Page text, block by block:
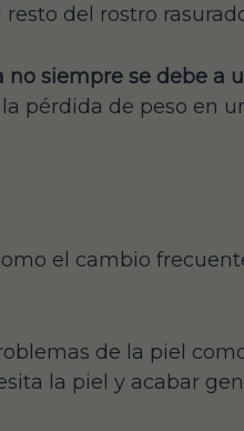
del rostro
no siempre se debe a
pérdida de peso en
el cambio
de la piel
la piel y acabar